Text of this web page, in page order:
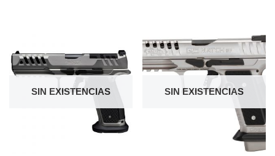
SIN EXISTENCIAS SIN EXISTENCIAS